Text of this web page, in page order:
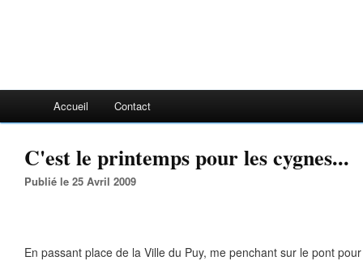
Accueil Contact
C'est le printemps pour les cygnes...
Publié le 25 Avril 2009
En passant place de la Ville du Puy, me penchant sur le pont